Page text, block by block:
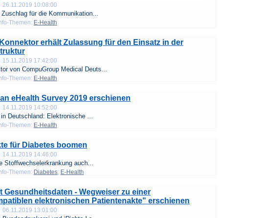
26.11.2019 10:08:00
für die Kommunikation...
Themen: E-Health
erhält Zulassung für den Einsatz in der
15.11.2019 17:42:00
von CompuGroup Medical Deuts...
Themen: E-Health
eHealth Survey 2019 erschienen
14.11.2019 14:52:00
Deutschland: Elektronische ...
Themen: E-Health
für Diabetes boomen
14.11.2019 14:46:00
Stoffwechselerkrankung auch...
Themen: Diabetes; E-Health
Gesundheitsdaten - Wegweiser zu einer
elektronischen Patientenakte" erschienen
06.11.2019 13:01:00